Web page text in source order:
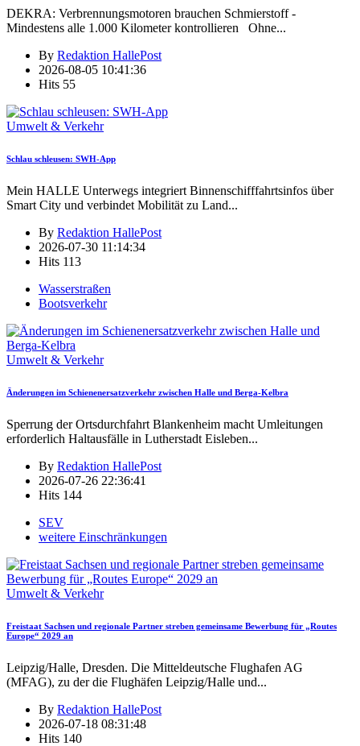
DEKRA: Verbrennungsmotoren brauchen Schmierstoff -
Mindestens alle 1.000 Kilometer kontrollieren Ohne...
By Redaktion HallePost
2026-08-05 10:41:36
Hits 55
Umwelt & Verkehr
Schlau schleusen: SWH-App
Mein HALLE Unterwegs integriert Binnenschifffahrtsinfos über
Smart City und verbindet Mobilität zu Land...
By Redaktion HallePost
2026-07-30 11:14:34
Hits 113
Wasserstraßen
Bootsverkehr
Umwelt & Verkehr
Änderungen im Schienenersatzverkehr zwischen Halle und Berga-Kelbra
Sperrung der Ortsdurchfahrt Blankenheim macht Umleitungen
erforderlich Haltausfälle in Lutherstadt Eisleben...
By Redaktion HallePost
2026-07-26 22:36:41
Hits 144
SEV
weitere Einschränkungen
Umwelt & Verkehr
Freistaat Sachsen und regionale Partner streben gemeinsame Bewerbung für „Routes
Europe“ 2029 an
Leipzig/Halle, Dresden. Die Mitteldeutsche Flughafen AG
(MFAG), zu der die Flughäfen Leipzig/Halle und...
By Redaktion HallePost
2026-07-18 08:31:48
Hits 140